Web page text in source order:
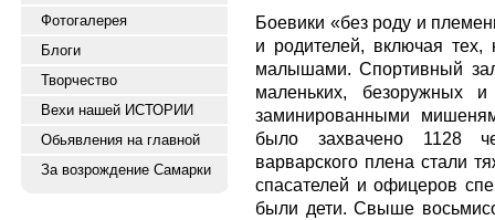
Фотогалерея
Блоги
Творчество
Вехи нашей ИСТОРИИ
Обьявления на главной
За возрождение Самарки
Боевики «без роду и
и родителей, включая
малышами. Спортивный
маленьких, безоружных
заминированными
было захвачено 1128
варварского плена стали
спасателей и офицеров
были дети. Свыше